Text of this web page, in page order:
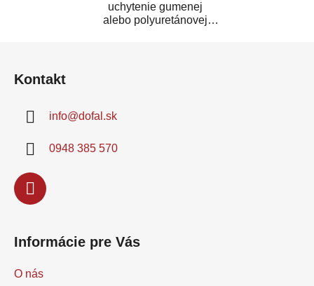
uchytenie gumenej
alebo polyuretánovej
Kontakt
info@dofal.sk
0948 385 570
Informácie pre Vás
O nás